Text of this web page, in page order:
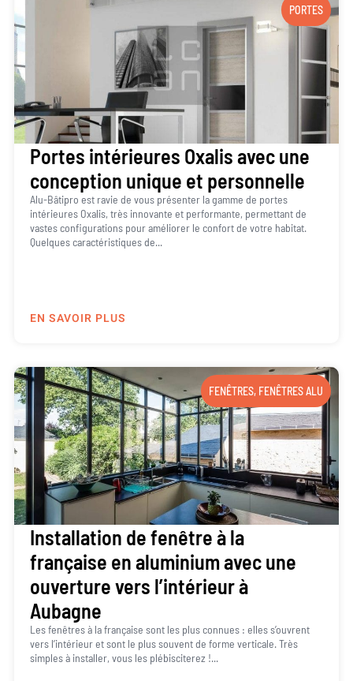
PORTES
Portes intérieures Oxalis avec une
conception unique et personnelle
Alu-Bâtipro est ravie de vous présenter la gamme de portes
intérieures Oxalis, très innovante et performante, permettant de
vastes configurations pour améliorer le confort de votre habitat.
Quelques caractéristiques de...
EN SAVOIR PLUS
FENÊTRES, FENÊTRES ALU
Installation de fenêtre à la
française en aluminium avec une
ouverture vers l’intérieur à
Aubagne
Les fenêtres à la française sont les plus connues : elles s’ouvrent
vers l’intérieur et sont le plus souvent de forme verticale. Très
simples à installer, vous les plébisciterez !...